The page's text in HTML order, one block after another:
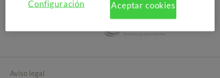
Aviso legal
Aceptar cookies
Configuración